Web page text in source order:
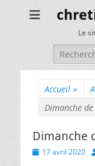
Le
Accueil »
Dimanche
Dimanche
Posted17 avril 2020